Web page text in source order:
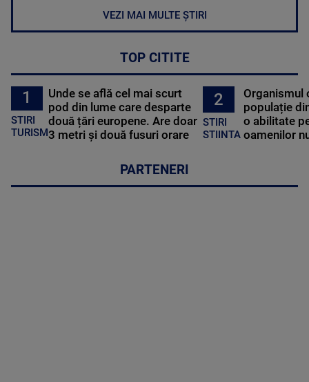
VEZI MAI MULTE ȘTIRI
TOP CITITE
1
STIRI
TURISM
Unde se află cel mai scurt
pod din lume care desparte
două țări europene. Are doar
3 metri și două fusuri orare
2
STIRI
STIINTA
Organismul
populație
o abilitate
oamenilor
PARTENERI